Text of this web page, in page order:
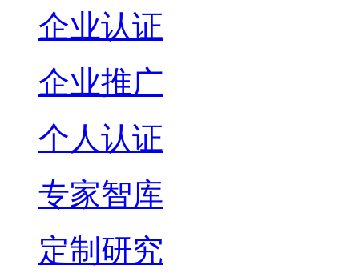
企业认证
企业推广
个人认证
专家智库
定制研究